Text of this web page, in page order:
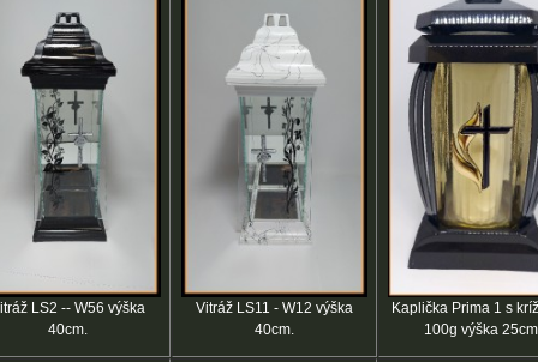
LS2 -- W56 výška
40cm.
Vitráž LS11 - W12 výška
40cm.
Kaplička Prima 1 s
100g výška 25cm